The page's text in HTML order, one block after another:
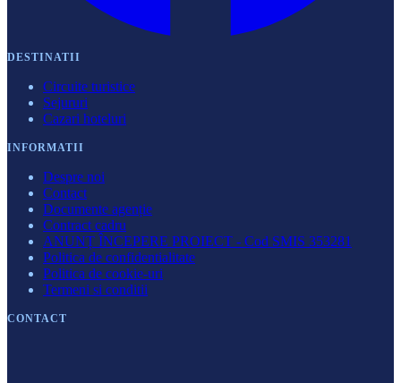
DESTINATII
Circuite turistice
Sejururi
Cazari hoteluri
INFORMATII
Despre noi
Contact
Documente agenție
Contract cadru
ANUNȚ ÎNCEPERE PROIECT - Cod SMIS 353281
Politica de confidentialitate
Politica de cookie-uri
Termeni si conditii
CONTACT